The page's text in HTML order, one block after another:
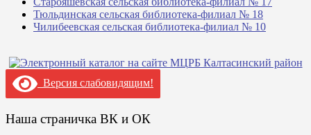
Тюльдинская сельская библиотека-филиал № 18
Чилибеевская сельская библиотека-филиал № 10
Версия слабовидящим!
Наша страничка ВК и ОК